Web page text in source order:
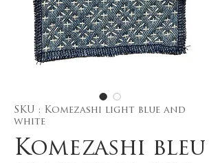
SKU : Komezashi light blue and
white
Komezashi bleu